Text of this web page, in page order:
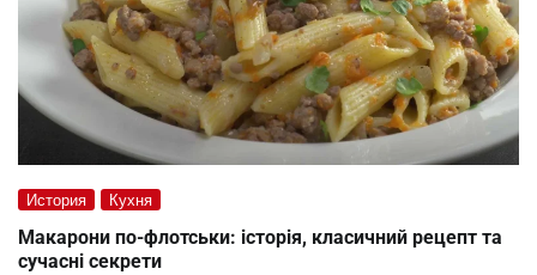
История Кухня
Макарони по-флотськи: історія, класичний рецепт та
сучасні секрети